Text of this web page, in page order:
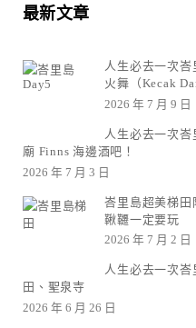
最新文章
人生必去一次
火舞（Kecak
2026 年 7 月 9 日
人生必去一次
廟 Finns 海邊酒吧！
2026 年 7 月 3 日
峇里島超美梯
鞦韆一定要玩
2026 年 7 月 2 日
人生必去一次
田、聖泉寺
2026 年 6 月 26 日